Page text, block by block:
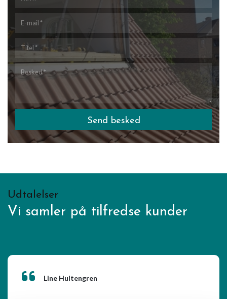
Udtalelser
Vi samler på tilfredse kunder
Line Hultengren